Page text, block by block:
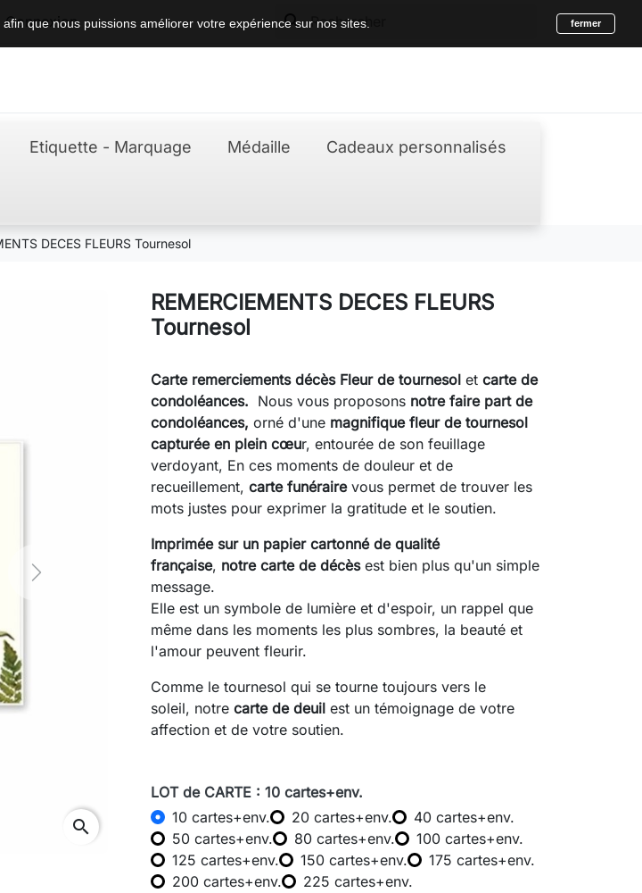
Connexion search
Etiquette - Marquage Médaille Cadeaux personnalisés
DECES FLEURS Tournesol
Next
search
REMERCIEMENTS DECES FLEURS
Tournesol
Carte remerciements décès Fleur de tournesol et carte de
condoléances. Nous vous proposons notre faire part de
condoléances, orné d'une magnifique fleur de tournesol
capturée en plein cœur, entourée de son feuillage
verdoyant, En ces moments de douleur et de
recueillement, carte funérairevous permet de trouver les
mots justes pour exprimer la gratitude et le soutien.
Imprimée sur un papier cartonné de qualité
française, notre carte de décèsest bien plus qu'un simple
message.
Elle est un symbole de lumière et d'espoir, un rappel que
même dans les moments les plus sombres, la beauté et
l'amour peuvent fleurir.
Comme le tournesol qui se tourne toujours vers le
soleil, notre carte de deuil est un témoignage de votre
affection et de votre soutien.
LOT de CARTE : 10 cartes+env.
10 cartes+env.
20 cartes+env.
40 cartes+env.
50 cartes+env.
80 cartes+env.
100 cartes+env.
125 cartes+env.
150 cartes+env.
175 cartes+env.
200 cartes+env.
225 cartes+env.
que nous puissions améliorer votre expérience sur nos sites. fermer